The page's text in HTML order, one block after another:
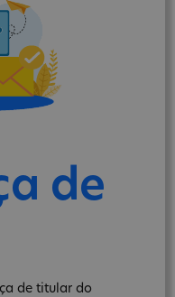
de
de titular do